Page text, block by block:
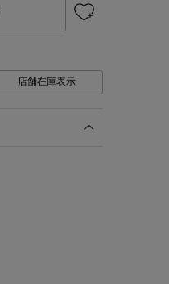
店舗在庫表示